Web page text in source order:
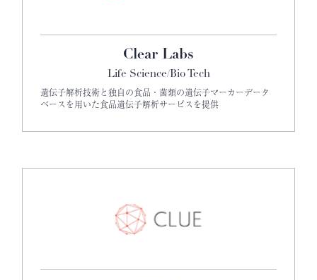
Clear Labs
Life Science/Bio Tech
遺伝子解析技術と独自の食品・菌類の遺伝子マーカーデータ
ベースを用いた食品遺伝子解析サービスを提供